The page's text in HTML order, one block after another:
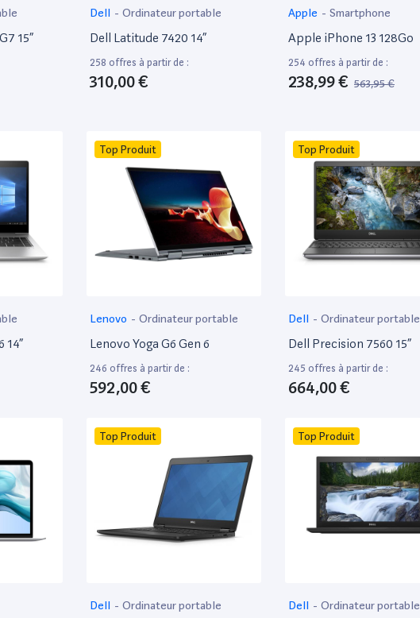
15”
Dell - Ordinateur portable
Dell Latitude 7420 14”
258 offres à partir de :
310,00 €
Apple - Smartphone
Apple iPhone 13 128Go
254 offres à partir de :
238,99 € 563,95 €
14”
Top Produit
Lenovo - Ordinateur portable
Lenovo Yoga G6 Gen 6
246 offres à partir de :
592,00 €
Top Produit
Dell - Ordinateur portable
Dell Precision 7560 15”
245 offres à partir de :
664,00 €
Top Produit
Dell - Ordinateur portable
Top Produit
Dell - Ordinateur portable